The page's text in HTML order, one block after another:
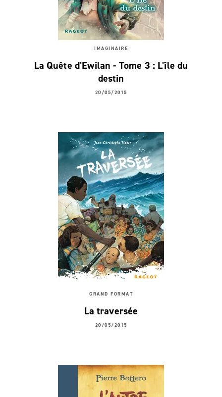
IMAGINAIRE
La Quête d'Ewilan - Tome 3 : L'île du
destin
20/05/2015
GRAND FORMAT
La traversée
20/05/2015